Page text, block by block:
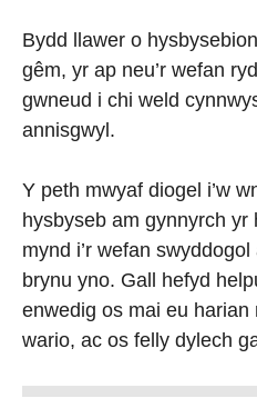
Bydd llawer o
gêm, yr ap neu’r wefan
gwneud i chi weld
annisgwyl.
Y peth mwyaf diogel i’w
hysbyseb am gynnyrch yr
mynd i’r wefan
brynu yno. Gall hefyd
enwedig os mai eu harian
wario, ac os felly dylech